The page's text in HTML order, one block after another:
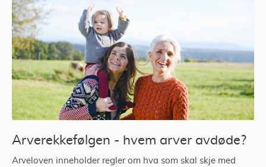
Arverekkefølgen - hvem arver avdøde?
Arveloven inneholder regler om hva som skal skje med